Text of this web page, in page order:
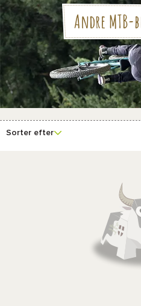
Andre MTB-
Sorter efter